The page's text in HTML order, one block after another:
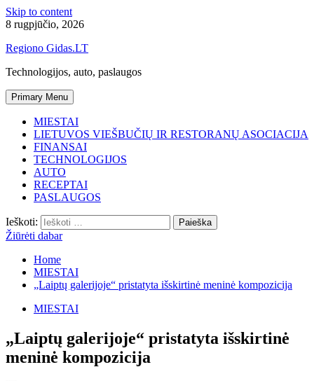
Skip to content
8 rugpjūčio, 2026
Regiono Gidas.LT
Technologijos, auto, paslaugos
Primary Menu
MIESTAI
LIETUVOS VIEŠBUČIŲ IR RESTORANŲ ASOCIACIJA
FINANSAI
TECHNOLOGIJOS
AUTO
RECEPTAI
PASLAUGOS
Ieškoti:
Žiūrėti dabar
Home
MIESTAI
„Laiptų galerijoje“ pristatyta išskirtinė meninė kompozicija
MIESTAI
„Laiptų galerijoje“ pristatyta išskirtinė
meninė kompozicija